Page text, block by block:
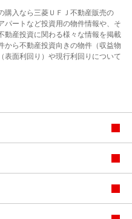
購入なら三菱ＵＦＪ不動産販売の
パートなど投資用の物件情報や、そ
動産投資に関わる様々な情報を掲載
から不動産投資向きの物件（収益物
表面利回り）や現行利回りについて